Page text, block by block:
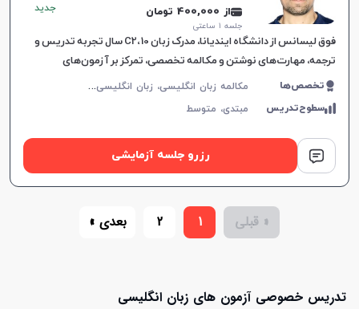
از 400,000 تومان
جلسه ۱ ساعتی
جدید
فوق لیسانس از دانشگاه ایندیانا، مدرک زبان C2، 10 سال تجربه تدریس و
ترجمه، مهارت‌های نوشتن و مکالمه تخصصی، تمرکز بر آزمون‌های
بین‌المللی.
تخصص‌ها م
کالمه زبان انگلیسی، زبان انگلیسی عمومی، گرامر زبان انگلیسی، زبان انگلیسی تجاری، زبان انگلیسی آمریکایی، زبان انگلیسی کنکور ارشد، زبان انگلیسی کنکور دکتری، آیلتس، تافل، زبان انگلیسی کنکور سراسری، زبان انگلیسی هفتم دبیرستان، زبان انگلیسی هشتم دبیرستان، زبان انگلیسی نهم دبیرستان، زبان انگلیسی دهم دبیرستان، زبان انگلیسی یازدهم دبیرستان، زبان انگلیسی دوازدهم دبیرستان
سطوح‌تدریس مبتدی، متوسط
رزرو جلسه آزمایشی
« قبلی 1
2 بعدی »
تدریس خصوصی آزمون های زبان انگلیسی